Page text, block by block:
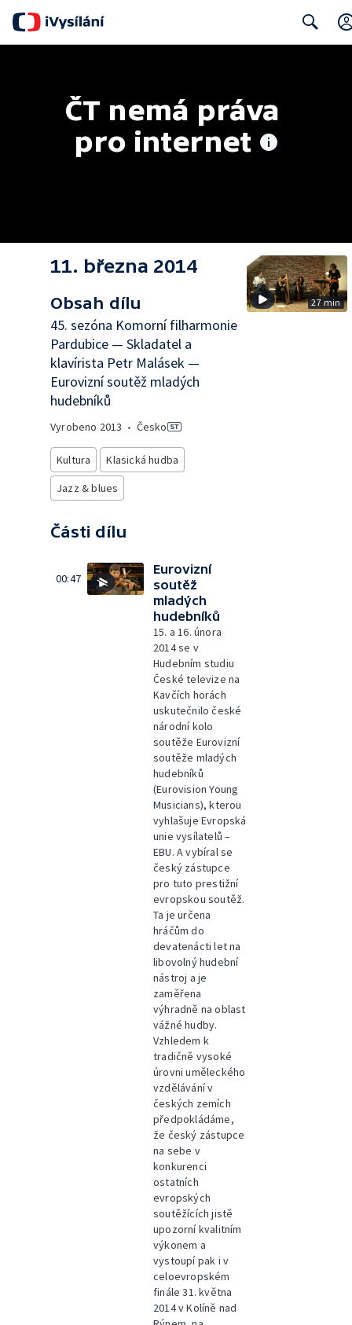
ČT nemá práva
pro internet
11. března 2014
Obsah dílu
45. sezóna Komorní filharmonie
Pardubice — Skladatel a
klavírista Petr Malásek —
Eurovizní soutěž mladých
hudebníků
Vyrobeno 2013 • Česko
Kultura
Klasická hudba
Jazz & blues
Části dílu
00:47
Eurovizní
soutěž
mladých
hudebníků
15. a 16. února
2014 se v
Hudebním studiu
České televize na
Kavčích horách
uskutečnilo české
národní kolo
soutěže Eurovizní
soutěže mladých
hudebníků
(Eurovision Young
Musicians), kterou
vyhlašuje Evropská
unie vysílatelů –
EBU. A vybíral se
český zástupce
pro tuto prestižní
evropskou soutěž.
Ta je určena
hráčům do
devatenácti let na
libovolný hudební
nástroj a je
zaměřena
výhradně na oblast
vážné hudby.
Vzhledem k
tradičně vysoké
úrovni uměleckého
vzdělávání v
českých zemích
předpokládáme,
že český zástupce
na sebe v
konkurenci
ostatních
evropských
soutěžících jistě
upozorní kvalitním
výkonem a
vystoupí pak i v
celoevropském
finále 31. května
2014 v Kolíně nad
27 min